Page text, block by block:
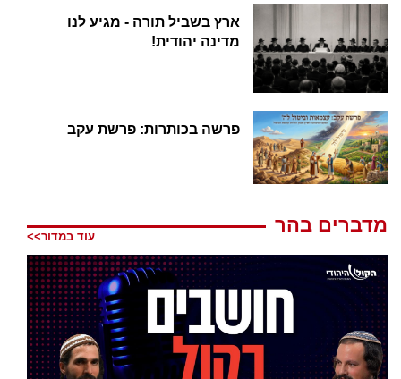
ארץ בשביל תורה - מגיע לנו
מדינה יהודית!
פרשה בכותרות: פרשת עקב
מדברים בהר
עוד במדור>>